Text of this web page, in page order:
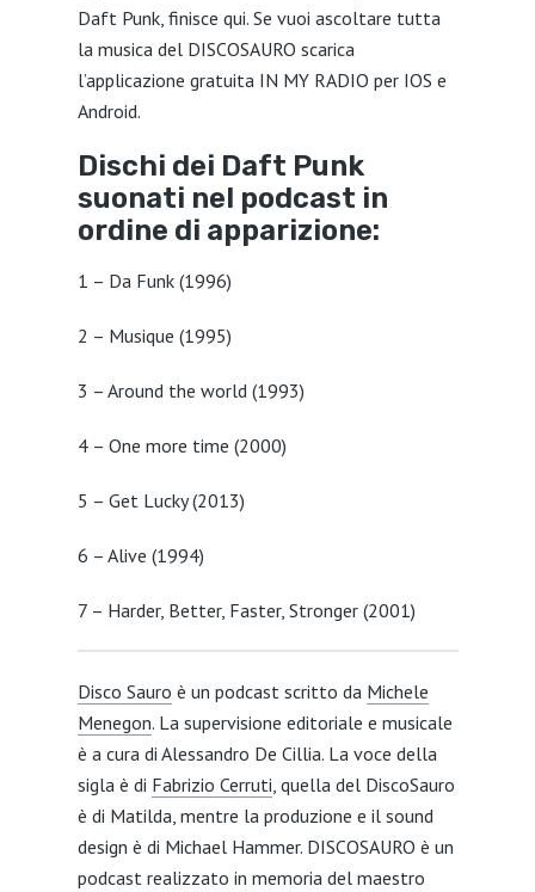
Daft Punk, finisce qui. Se vuoi ascoltare tutta
la musica del DISCOSAURO scarica
l’applicazione gratuita IN MY RADIO per IOS e
Android.
Dischi dei Daft Punk
suonati nel podcast in
ordine di apparizione:
1 – Da Funk (1996)
2 – Musique (1995)
3 – Around the world (1993)
4 – One more time (2000)
5 – Get Lucky (2013)
6 – Alive (1994)
7 – Harder, Better, Faster, Stronger (2001)
Disco Sauro è un podcast scritto da Michele
Menegon. La supervisione editoriale e musicale
è a cura di Alessandro De Cillia. La voce della
sigla è di Fabrizio Cerruti, quella del DiscoSauro
è di Matilda, mentre la produzione e il sound
design è di Michael Hammer. DISCOSAURO è un
podcast realizzato in memoria del maestro